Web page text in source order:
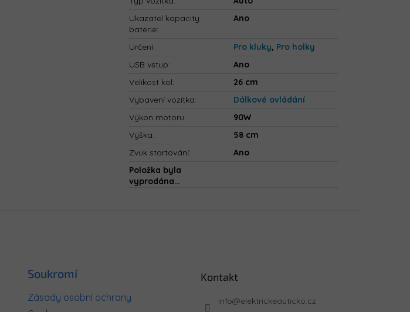
Ukazatel kapacity
baterie:
Ano
Určení: Pro kluky, Pro holky
USB vstup:
Ano
Velikost kol:
26 cm
Vybavení vozítka:
Dálkové ovládání
Výkon motoru:
90W
Výška:
58 cm
Zvuk startování:
Ano
Položka byla
vyprodána…
Soukromí
Zásady osobní ochrany
Kontakt
info@elektrickeauticko.cz